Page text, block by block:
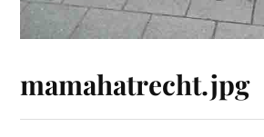
mamahatrecht.jpg